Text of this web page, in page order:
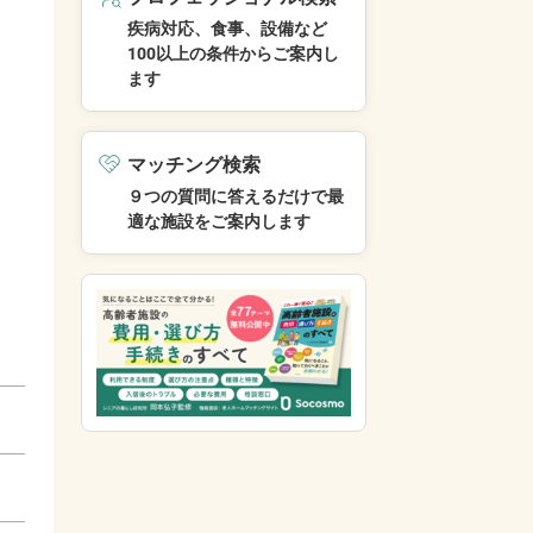
疾病対応、食事、設備など
100以上の条件からご案内し
ます
マッチング検索
９つの質問に答えるだけで最
適な施設をご案内します